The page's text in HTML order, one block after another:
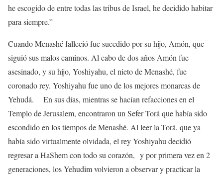
he escogido de entre todas las tribus de Israel, he decidido habitar
para siempre.”
Cuando Menashé falleció fue sucedido por su hijo, Amón, que
siguió sus malos caminos. Al cabo de dos años Amón fue
asesinado, y su hijo, Yoshiyahu, el nieto de Menashé, fue
coronado rey. Yoshiyahu fue uno de los mejores monarcas de
Yehudá. En sus días, mientras se hacían refacciones en el
Templo de Jerusalem, encontraron un Sefer Torá que había sido
escondido en los tiempos de Menashé. Al leer la Torá, que ya
había sido virtualmente olvidada, el rey Yoshiyahu decidió
regresar a HaShem con todo su corazón, y por primera vez en 2
generaciones, los Yehudim volvieron a observar y practicar la